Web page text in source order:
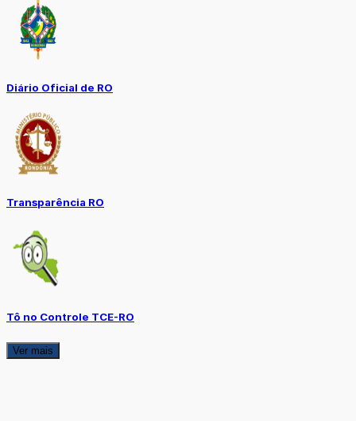
Diário Oficial de RO
Transparência RO
Tô no Controle TCE-RO
Ver mais